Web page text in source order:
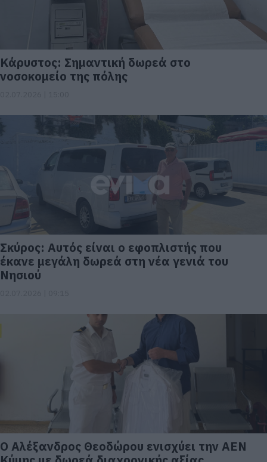
Κάρυστος: Σημαντική δωρεά στο
νοσοκομείο της πόλης
Σκύρος: Αυτός είναι ο εφοπλιστής που
έκανε μεγάλη δωρεά στη νέα γενιά του
Νησιού
Ο Αλέξανδρος Θεοδώρου ενισχύει την ΑΕΝ